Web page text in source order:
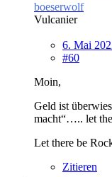
boeserwolf
Vulcanier
6. Mai
#60
Moin,
Geld ist
macht“….. let
Let there be
Zitieren